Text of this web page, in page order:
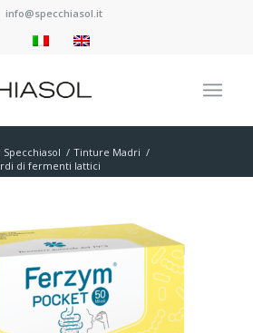
info@specchiasol.it
/ Tinture Madri /
di fermenti lattici